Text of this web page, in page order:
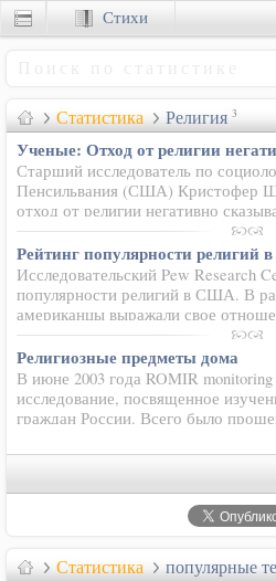
Статистика Религия 3
Старший исследователь по
Пенсильвания (США) Кристофер
отход от религии негативно
Согласно проведенному им
отходят от…
Рейтинг популярности религий
Исследовательский Pew Research
популярности религий в США. В
американцы выражали свое
религиозным культам, а к их
США наиболее…
Религиозные предметы дома
В июне 2003 года ROMIR
исследование, посвященное
граждан России. Всего было
задан вопрос: «Есть…
Статистика популярные
Стихи